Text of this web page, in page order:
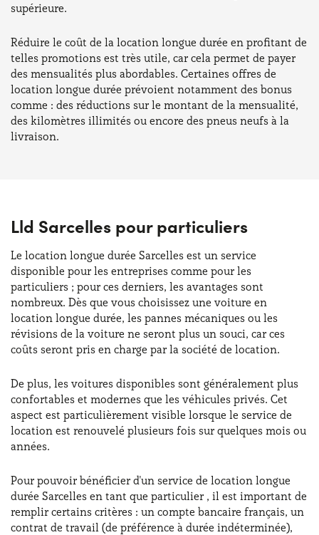
supérieure.
Réduire le coût de la location longue durée en profitant de
telles promotions est très utile, car cela permet de payer
des mensualités plus abordables. Certaines offres de
location longue durée prévoient notamment des bonus
comme : des réductions sur le montant de la mensualité,
des kilomètres illimités ou encore des pneus neufs à la
livraison.
Lld Sarcelles pour particuliers
Le location longue durée Sarcelles est un service
disponible pour les entreprises comme pour les
particuliers ; pour ces derniers, les avantages sont
nombreux. Dès que vous choisissez une voiture en
location longue durée, les pannes mécaniques ou les
révisions de la voiture ne seront plus un souci, car ces
coûts seront pris en charge par la société de location.
De plus, les voitures disponibles sont généralement plus
confortables et modernes que les véhicules privés. Cet
aspect est particulièrement visible lorsque le service de
location est renouvelé plusieurs fois sur quelques mois ou
années.
Pour pouvoir bénéficier d'un service de location longue
durée Sarcelles en tant que particulier , il est important de
remplir certains critères : un compte bancaire français, un
contrat de travail (de préférence à durée indéterminée),